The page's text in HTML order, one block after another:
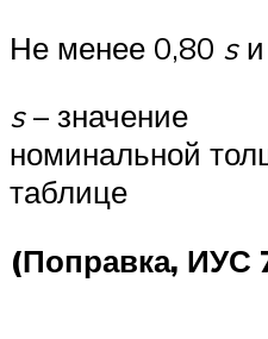
Не менее 0,80 sи
s– значение
номинальной
таблице
(Поправка, ИУС